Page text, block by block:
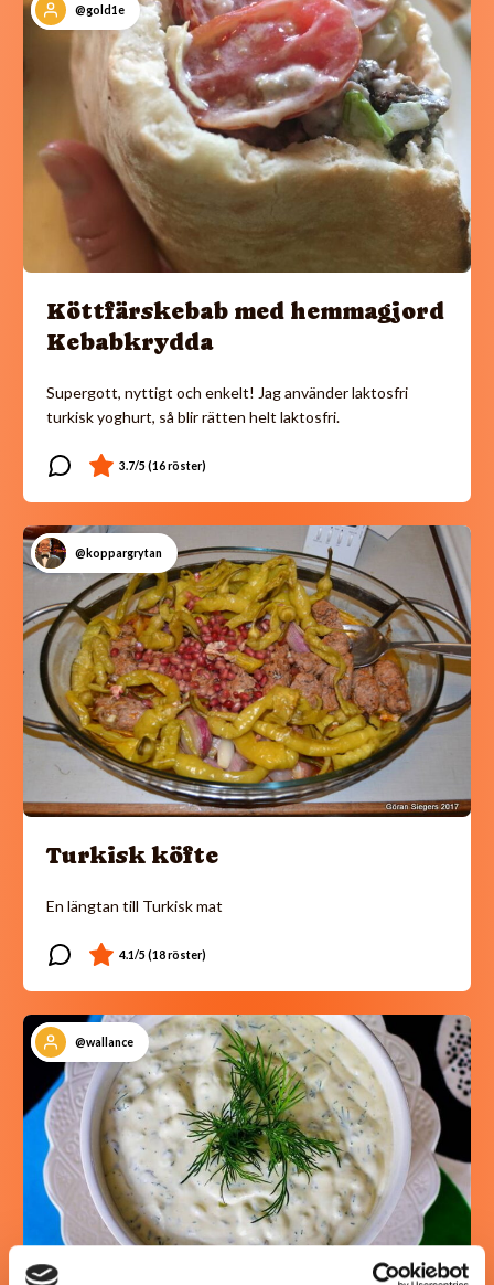
@gold1e
Köttfärskebab med hemmagjord
Kebabkrydda
Supergott, nyttigt och enkelt! Jag använder laktosfri
turkisk yoghurt, så blir rätten helt laktosfri.
@koppargrytan
Turkisk köfte
En längtan till Turkisk mat
@wallance